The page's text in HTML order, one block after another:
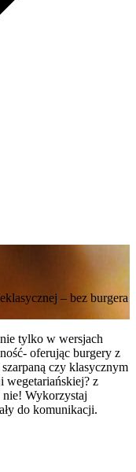
– bez burgera
tylko w wersjach
oferując burgery z
czy klasycznym
wegetariańskiej? z
nie! Wykorzystaj
do komunikacji.